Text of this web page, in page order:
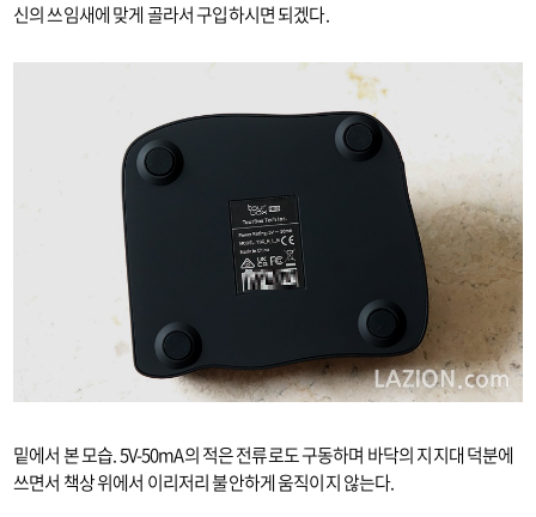
신의 쓰임새에 맞게 골라서 구입하시면 되겠다.
밑에서 본 모습. 5V-50mA의 적은 전류로도 구동하며 바닥의 지지대 덕분에
쓰면서 책상 위에서 이리저리 불안하게 움직이지 않는다.